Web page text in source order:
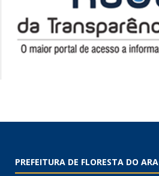
PREFEITURA DE FLORESTA DO